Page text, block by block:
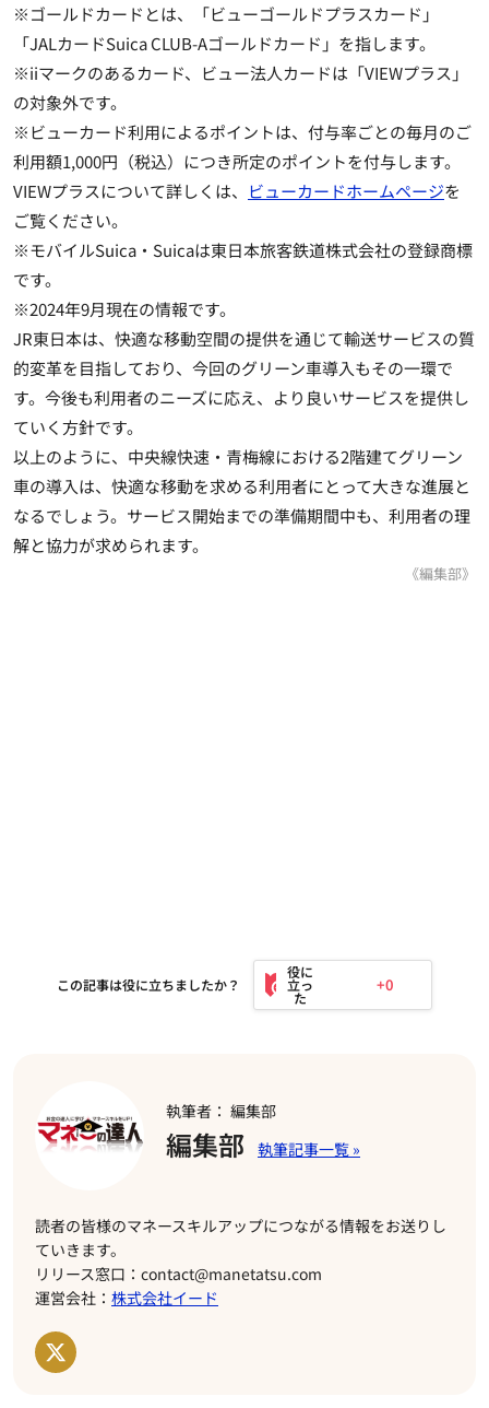
※ゴールドカードとは、「ビューゴールドプラスカード」
「JALカードSuica CLUB-Aゴールドカード」を指します。
※iiマークのあるカード、ビュー法人カードは「VIEWプラス」
の対象外です。
※ビューカード利用によるポイントは、付与率ごとの毎月のご
利用額1,000円（税込）につき所定のポイントを付与します。
VIEWプラスについて詳しくは、 ビューカードホームページを
ご覧ください。
※モバイルSuica・Suicaは東日本旅客鉄道株式会社の登録商標
です。
※2024年9月現在の情報です。
JR東日本は、快適な移動空間の提供を通じて輸送サービスの質
的変革を目指しており、今回のグリーン車導入もその一環で
す。今後も利用者のニーズに応え、より良いサービスを提供し
ていく方針です。
以上のように、中央線快速・青梅線における2階建てグリーン
車の導入は、快適な移動を求める利用者にとって大きな進展と
なるでしょう。サービス開始までの準備期間中も、利用者の理
解と協力が求められます。
《編集部》
この記事は役に立ちましたか？ +0
執筆者： 編集部
編集部
読者の皆様のマネースキルアップにつながる情報をお送りし
ていきます。
リリース窓口：contact@manetatsu.com
運営会社： 株式会社イード